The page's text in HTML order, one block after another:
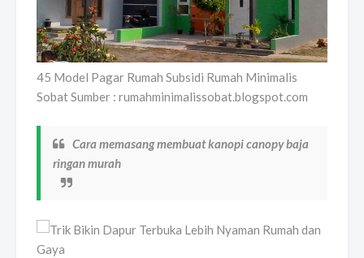
45 Model Pagar Rumah Subsidi Rumah Minimalis
Sobat Sumber : rumahminimalissobat.blogspot.com
Cara memasang membuat kanopi canopy baja
ringan murah